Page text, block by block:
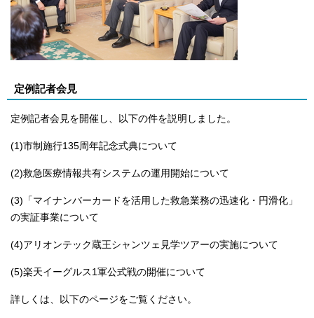
定例記者会見
定例記者会見を開催し、以下の件を説明しました。
(1)市制施行135周年記念式典について
(2)救急医療情報共有システムの運用開始について
(3)「マイナンバーカードを活用した救急業務の迅速化・円滑化」
の実証事業について
(4)アリオンテック蔵王シャンツェ見学ツアーの実施について
(5)楽天イーグルス1軍公式戦の開催について
詳しくは、以下のページをご覧ください。